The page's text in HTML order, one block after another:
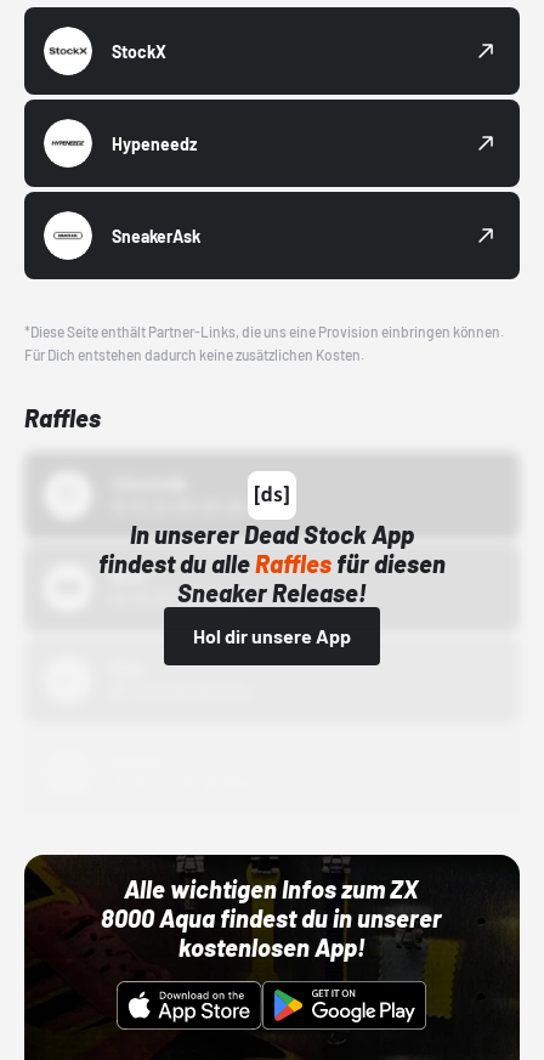
StockX
Hypeneedz
SneakerAsk
*Diese Seite enthält Partner-Links, die uns eine Provision einbringen können.
Für Dich entstehen dadurch keine zusätzlichen Kosten.
Raffles
In unserer Dead Stock App
findest du alleRafflesfür diesen
Sneaker Release!
Hol dir unsere App
Bstn
01.10.22 00:00 Uhr
Alle wichtigen Infos zum ZX
8000 Aqua findest du in unserer
kostenlosen App!